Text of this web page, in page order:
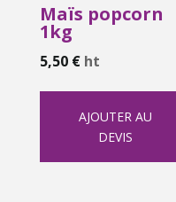
Maïs popcorn
1kg
5,50 € ht
AJOUTER AU
DEVIS